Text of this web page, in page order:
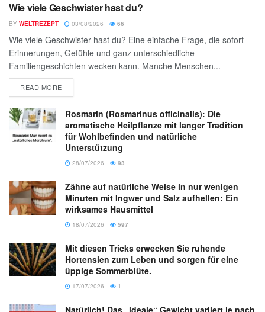
Wie viele Geschwister hast du?
BY WELTREZEPT 03/08/2026 66
Wie viele Geschwister hast du? Eine einfache Frage, die sofort
Erinnerungen, Gefühle und ganz unterschiedliche
Familiengeschichten wecken kann. Manche Menschen...
READ MORE
Rosmarin (Rosmarinus officinalis): Die
aromatische Heilpflanze mit langer Tradition
für Wohlbefinden und natürliche
Unterstützung
28/07/2026 93
Zähne auf natürliche Weise in nur wenigen
Minuten mit Ingwer und Salz aufhellen: Ein
wirksames Hausmittel
18/07/2026 597
Mit diesen Tricks erwecken Sie ruhende
Hortensien zum Leben und sorgen für eine
üppige Sommerblüte.
17/07/2026 1